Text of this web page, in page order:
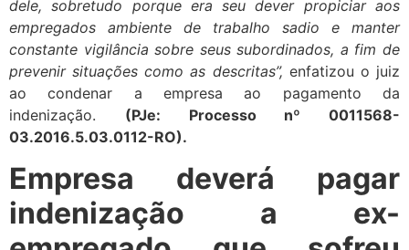
dele, sobretudo porque era seu dever propiciar aos
empregados ambiente de trabalho sadio e manter
constante vigilância sobre seus subordinados, a fim de
prevenir situações como as descritas”, enfatizou o juiz
ao condenar a empresa ao pagamento da
indenização. (PJe: Processo nº 0011568-
03.2016.5.03.0112-RO).
Empresa deverá pagar
indenização a ex-